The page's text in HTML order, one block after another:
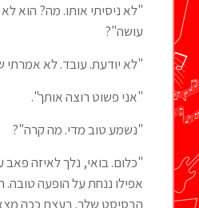
"לא ניסיתי אותו. מה? הוא
עושה"?
"לא יודעת. עובד. לא אמרתי
"אני פשוט רוצה אותך".
"נשמע טוב מדי. מה קרה"?
"כלום. בואי, נלך לאיזה פאב
אפילו ננחת על הופעה טובה.
הבסיסט שלך. בעצם ככה